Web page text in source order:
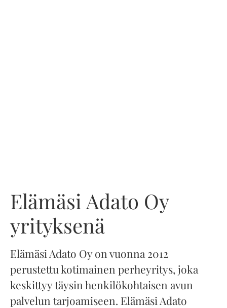
Elämäsi Adato Oy
yrityksenä
Elämäsi Adato Oy on vuonna 2012
perustettu kotimainen perheyritys, joka
keskittyy täysin henkilökohtaisen avun
palvelun tarjoamiseen. Elämäsi Adato